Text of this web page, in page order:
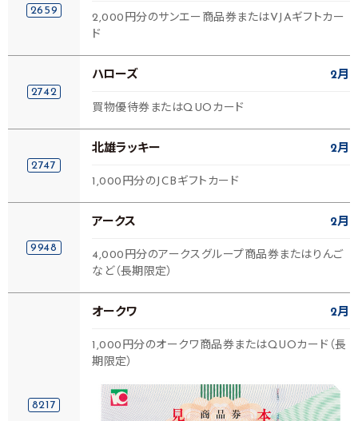
2659
2,000円分のサンエー商品券またはVJAギフトカー
ド
2742
ハローズ 2月
買物優待券またはQUOカード
2747
北雄ラッキー 2月
1,000円分のJCBギフトカード
9948
アークス 2月
4,000円分のアークスグループ商品券またはりんご
など（長期限定）
8217
オークワ 2月
1,000円分のオークワ商品券またはQUOカード（長
期限定）